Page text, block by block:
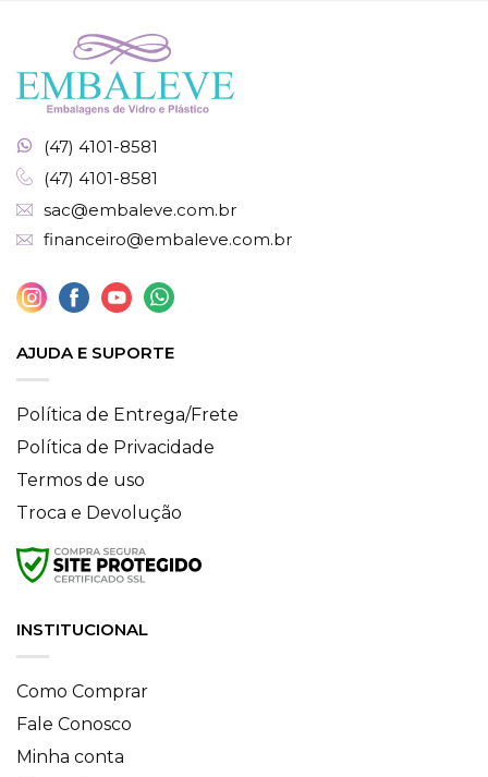
(47) 4101-8581
(47) 4101-8581
sac@embaleve.com.br
financeiro@embaleve.com.br
AJUDA E SUPORTE
Política de Entrega/Frete
Política de Privacidade
Termos de uso
Troca e Devolução
INSTITUCIONAL
Como Comprar
Fale Conosco
Minha conta